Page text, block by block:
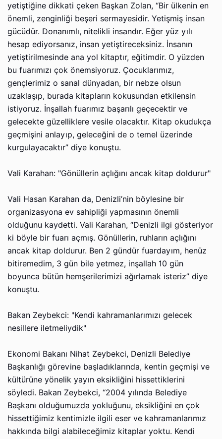
yetiştiğine dikkati çeken Başkan Zolan, “Bir ülkenin en
önemli, zenginliği beşeri sermayesidir. Yetişmiş insan
gücüdür. Donanımlı, nitelikli insandır. Eğer yüz yılı
hesap ediyorsanız, insan yetiştireceksiniz. İnsanın
yetiştirilmesinde ana yol kitaptır, eğitimdir. O yüzden
bu fuarımızı çok önemsiyoruz. Çocuklarımız,
gençlerimiz o sanal dünyadan, bir nebze olsun
uzaklaşıp, burada kitapların kokusundan etkilensin
istiyoruz. İnşallah fuarımız başarılı geçecektir ve
gelecekte güzelliklere vesile olacaktır. Kitap okudukça
geçmişini anlayıp, geleceğini de o temel üzerinde
kurgulayacaktır” diye konuştu.
Vali Karahan: "Gönüllerin açlığını ancak kitap doldurur"
Vali Hasan Karahan da, Denizli’nin böylesine bir
organizasyona ev sahipliği yapmasının önemli
olduğunu kaydetti. Vali Karahan, “Denizli ilgi gösteriyor
ki böyle bir fuarı açmış. Gönüllerin, ruhların açlığını
ancak kitap doldurur. Ben 2 gündür fuardayım, henüz
bitiremedim, 3 gün bile yetmez, inşallah 10 gün
boyunca bütün hemşerilerimizi ağırlamak isteriz” diye
konuştu.
Bakan Zeybekci: "Kendi kahramanlarımızı gelecek
nesillere iletmeliydik"
Ekonomi Bakanı Nihat Zeybekci, Denizli Belediye
Başkanlığı görevine başladıklarında, kentin geçmişi ve
kültürüne yönelik yayın eksikliğini hissettiklerini
söyledi. Bakan Zeybekci, “2004 yılında Belediye
Başkanı olduğumuzda yokluğunu, eksikliğini en çok
hissettiğimiz kentimizle ilgili eser ve kahramanlarımız
hakkında bilgi alabileceğimiz kitaplar yoktu. Kendi